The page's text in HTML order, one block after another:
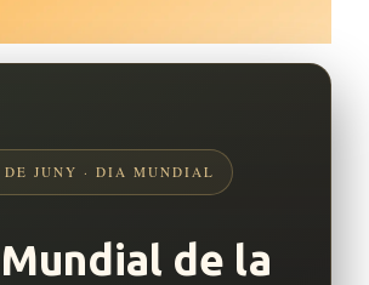
DE JUNY · DIA MUNDIAL
de la